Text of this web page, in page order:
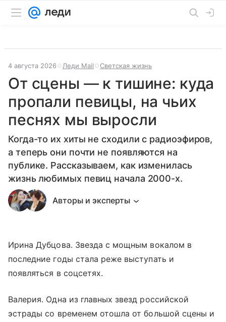
4 августа 2026 Леди Mail Светская жизнь
От сцены — к тишине: куда
пропали певицы, на чьих
песнях мы выросли
Когда-то их хиты не сходили с радиоэфиров,
а теперь они почти не появляются на
публике. Рассказываем, как изменилась
жизнь любимых певиц начала 2000-х.
Авторы и эксперты
Ирина Дубцова. Звезда с мощным вокалом в
последние годы стала реже выступать и
появляться в соцсетях.
Валерия. Одна из главных звезд российской
эстрады со временем отошла от большой сцены и